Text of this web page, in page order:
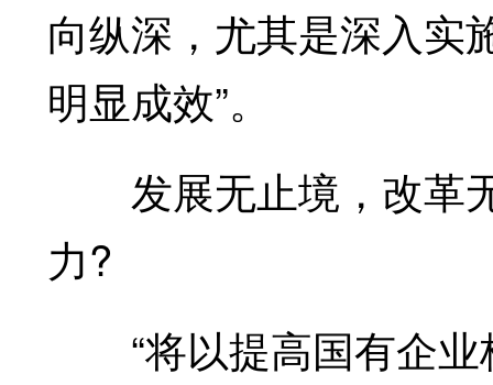
向纵深，尤其是深入实
明显成效”。
发展无止境，改革
力?
“将以提高国有企业